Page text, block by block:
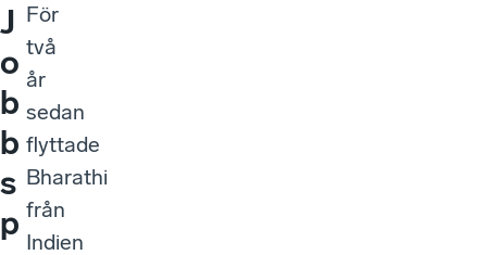
J
o
b
b
s
p
För
två
år
sedan
flyttade
Bharathi
från
Indien